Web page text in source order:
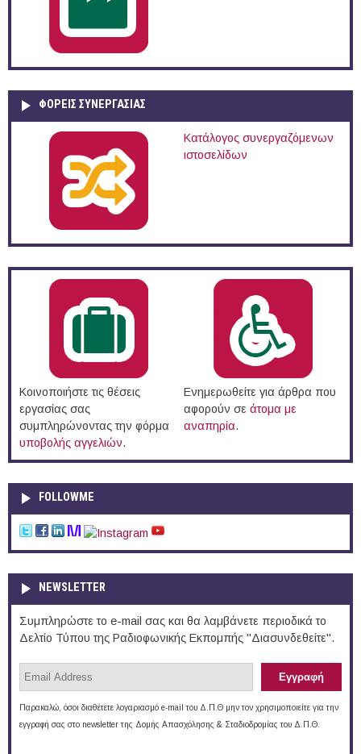
ΦΟΡΕΙΣ ΣΥΝΕΡΓΑΣΙΑΣ
Κατάλογος συνεργαζόμενων
ιστοσελίδων
Κοινοποιήστε τις θέσεις
εργασίας σας
συμπληρώνοντας την φόρμα
υποβολής αγγελιών.
Ενημερωθείτε για άρθρα που
αφορούν σε άτομα με
αναπηρία.
FOLLOWME
NEWSLETTER
Συμπληρώστε το e-mail σας και θα λαμβάνετε περιοδικά το
Δελτίο Τύπου της Ραδιοφωνικής Εκπομπής "Διασυνδεθείτε".
Παρακαλώ, όσοι διαθέτετε λογαριασμό e-mail του Δ.Π.Θ μην τον χρησιμοποιείτε για την
εγγραφή σας στο newsletter της Δομής Απασχόλησης & Σταδιοδρομίας του Δ.Π.Θ.